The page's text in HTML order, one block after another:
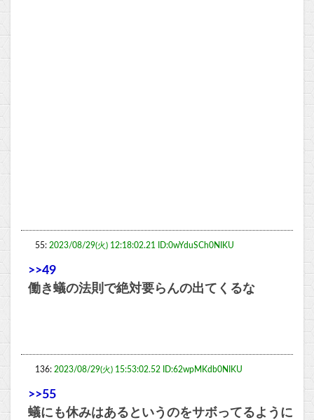
55: 2023/08/29(火) 12:18:02.21 ID:0wYduSCh0NIKU
>>49
働き蟻の法則で絶対要らんの出てくるな
136: 2023/08/29(火) 15:53:02.52 ID:62wpMKdb0NIKU
>>55
蟻にも休みはあるというのをサボってるように